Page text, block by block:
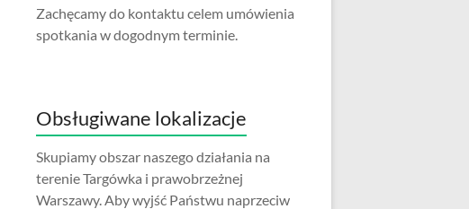
Zachęcamy do kontaktu celem umówienia
spotkania w dogodnym terminie.
Obsługiwane lokalizacje
Skupiamy obszar naszego działania na
terenie Targówka i prawobrzeżnej
Warszawy. Aby wyjść Państwu naprzeciw